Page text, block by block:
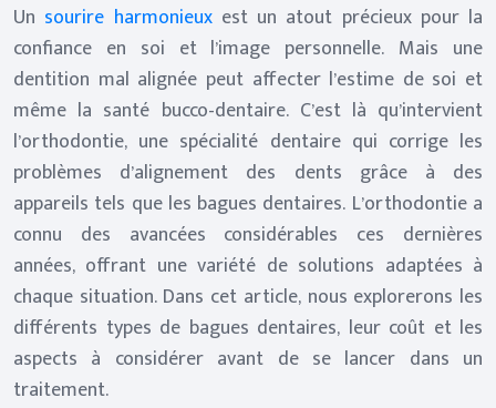
Un sourire harmonieuxest un atout précieux pour la
confiance en soi et l’image personnelle. Mais une
dentition mal alignée peut affecter l’estime de soi et
même la santé bucco-dentaire. C’est là qu’intervient
l’orthodontie, une spécialité dentaire qui corrige les
problèmes d’alignement des dents grâce à des
appareils tels que les bagues dentaires. L’orthodontie a
connu des avancées considérables ces dernières
années, offrant une variété de solutions adaptées à
chaque situation. Dans cet article, nous explorerons les
différents types de bagues dentaires, leur coût et les
aspects à considérer avant de se lancer dans un
traitement.